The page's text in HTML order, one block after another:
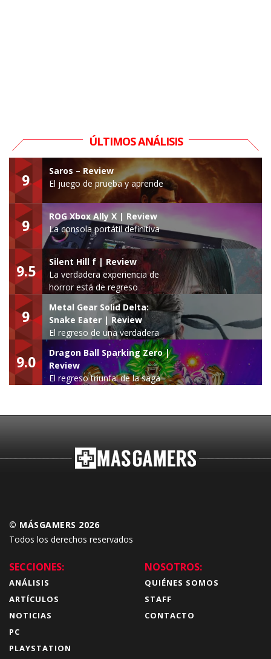
ÚLTIMOS ANÁLISIS
9
Saros – Review
El juego de prueba y aprende
9
ROG Xbox Ally X | Review
La consola portátil definitiva
9.5
Silent Hill f | Review
La verdadera experiencia de
horror está de regreso
9
Metal Gear Solid Delta:
Snake Eater | Review
El regreso de una verdadera
leyenda
9.0
Dragon Ball Sparking Zero |
Review
El regreso triunfal de la saga
© MÁSGAMERS 2026
Todos los derechos reservados
SECCIONES:
ANÁLISIS
ARTÍCULOS
NOTICIAS
PC
PLAYSTATION
NOSOTROS:
QUIÉNES SOMOS
STAFF
CONTACTO